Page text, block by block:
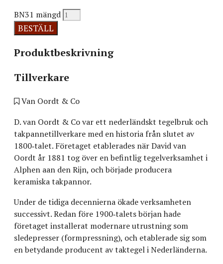
BN31 mängd
BESTÄLL
Produktbeskrivning
Tillverkare
Van Oordt & Co
D. van Oordt & Co var ett nederländskt tegelbruk och
takpannetillverkare med en historia från slutet av
1800‑talet. Företaget etablerades när David van
Oordt år 1881 tog över en befintlig tegelverksamhet i
Alphen aan den Rijn, och började producera
keramiska takpannor.
Under de tidiga decennierna ökade verksamheten
successivt. Redan före 1900‑talets början hade
företaget installerat modernare utrustning som
sledepresser (formpressning), och etablerade sig som
en betydande producent av taktegel i Nederländerna.